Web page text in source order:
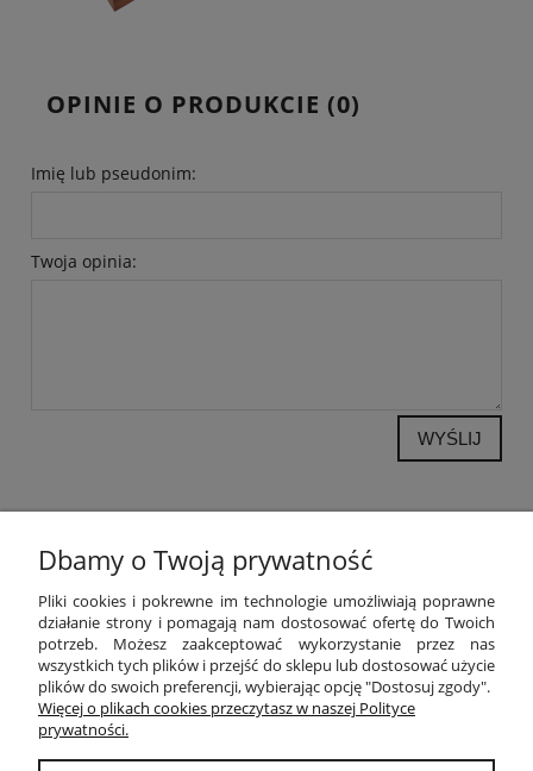
OPINIE O PRODUKCIE (0)
Imię lub pseudonim:
Twoja opinia:
WYŚLIJ
POMOC
MOJE KONTO
PŁATNOŚCI I DOSTAWA
Dbamy o Twoją prywatność
Pliki cookies i pokrewne im technologie umożliwiają poprawne
działanie strony i pomagają nam dostosować ofertę do Twoich
potrzeb. Możesz zaakceptować wykorzystanie przez nas
wszystkich tych plików i przejść do sklepu lub dostosować użycie
plików do swoich preferencji, wybierając opcję "Dostosuj zgody".
Więcej o plikach cookies przeczytasz w naszej Polityce
prywatności.